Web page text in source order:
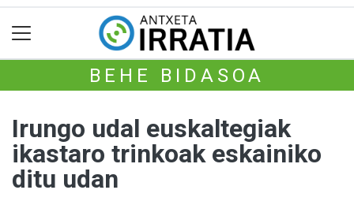
BEHE BIDASOA
Irungo udal euskaltegiak
ikastaro trinkoak eskainiko
ditu udan